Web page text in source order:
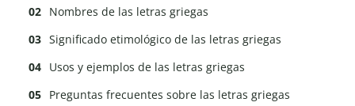
Nombres de las letras griegas
Significado etimológico de las letras griegas
Usos y ejemplos de las letras griegas
Preguntas frecuentes sobre las letras griegas